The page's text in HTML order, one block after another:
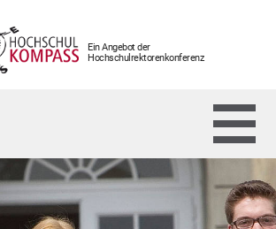
Ein Angebot der
Hochschulrektorenkonferenz